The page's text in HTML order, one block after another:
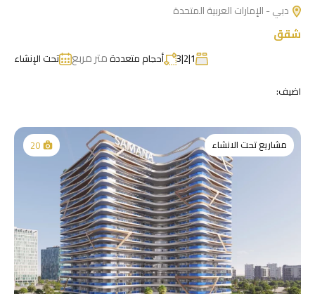
دبي - الإمارات العربية المتحدة
شقق
1|2|3 أحجام متعددةمتر مربع
تحت الإنشاء
اضيف:
مشاريع تحت الانشاء 20